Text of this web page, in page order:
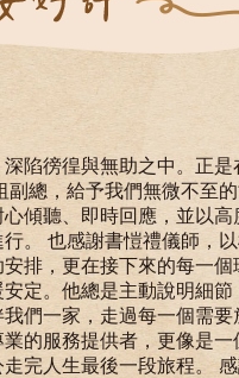
陷徬徨與無助之中。正
副總，給予我們無微不至
傾聽、即時回應，並以
。 也感謝書愷禮儀師，
排，更在接下來的每一個
定。他總是主動說明細
們一家，走過每一個需
的服務提供者，更像是
完人生最後一段旅程。